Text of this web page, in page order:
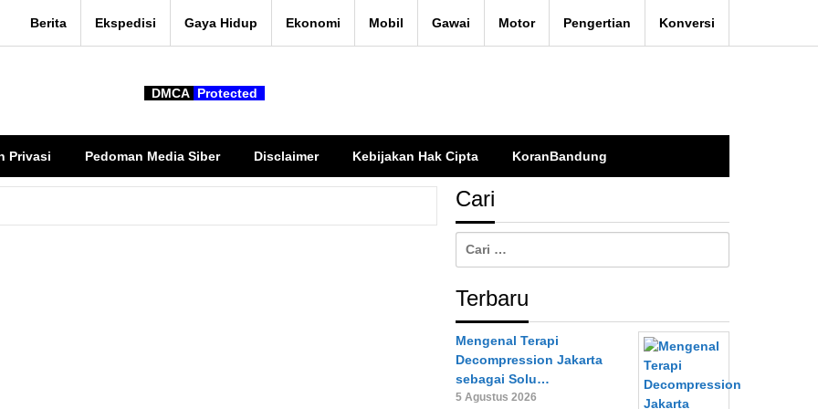
Berita Ekspedisi Gaya Hidup Ekonomi Mobil Gawai Motor Pengertian Konversi
DMCA Protected
Privasi Pedoman Media Siber Disclaimer Kebijakan Hak Cipta KoranBandung
Cari
Terbaru
Mengenal Terapi
Decompression Jakarta
sebagai Solu…
5 Agustus 2026